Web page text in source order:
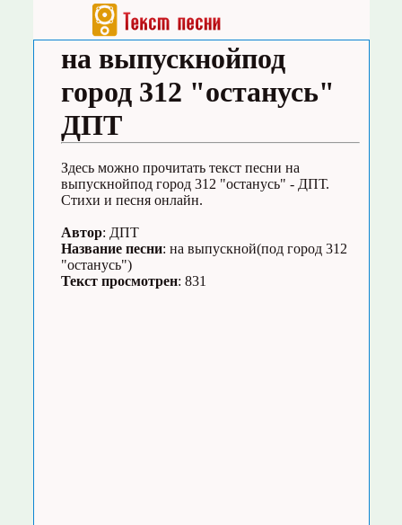
на выпускнойпод
город 312 "останусь"
ДПТ
Здесь можно прочитать текст песни на
выпускнойпод город 312 "останусь" - ДПТ.
Стихи и песня онлайн.
Автор: ДПТ
Название песни: на выпускной(под город 312
"останусь")
Текст просмотрен: 831